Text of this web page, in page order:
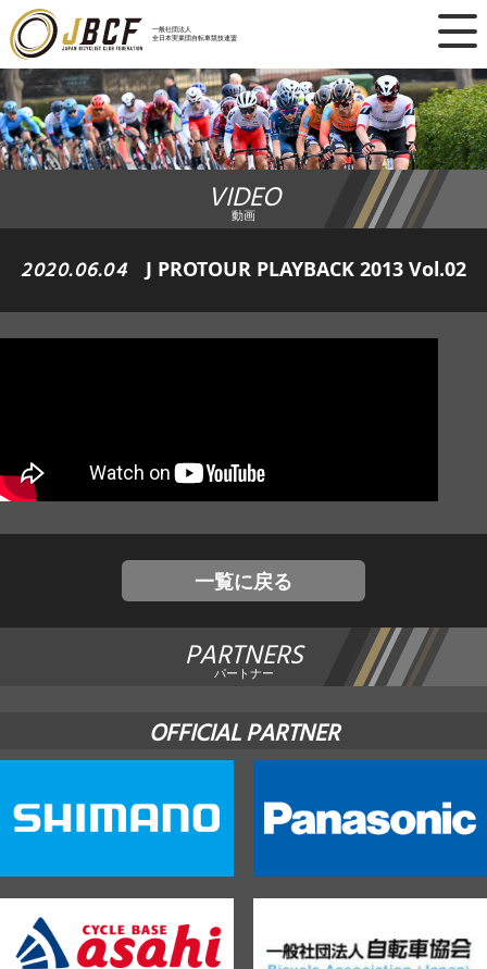
一般社団法人
全日本実業団自転車競技連盟
×
ニュース
レース日程
ランキング
チーム・選手
エントリー
JBCF ROAD SERIESとは
VIDEO
動画
2020.06.04 J PROTOUR PLAYBACK 2013 Vol.02
一覧に戻る
PARTNERS
パートナー
OFFICIAL PARTNER